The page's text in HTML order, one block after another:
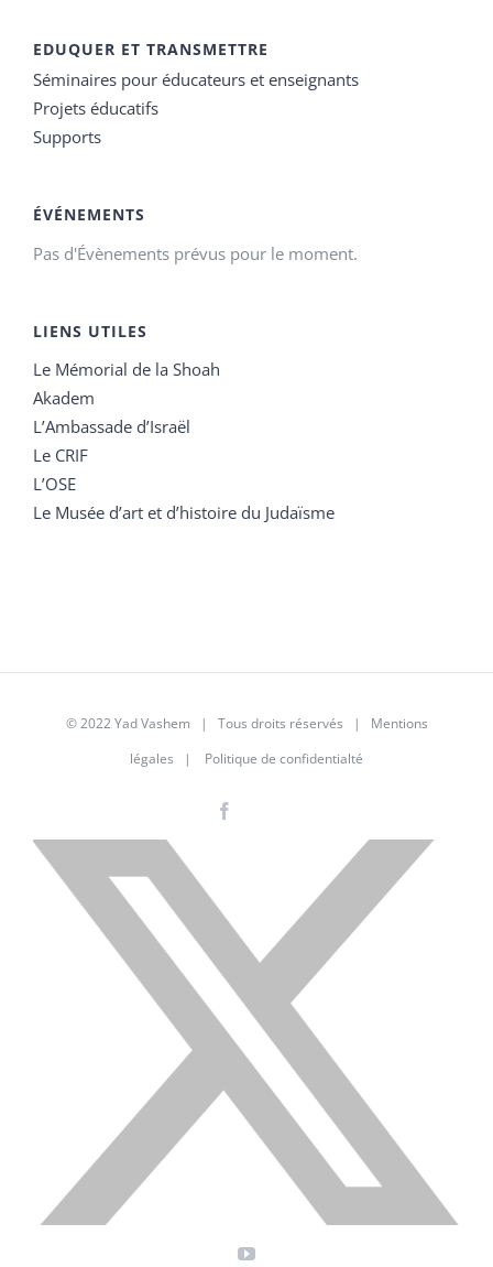
EDUQUER ET TRANSMETTRE
Séminaires pour éducateurs et enseignants
Projets éducatifs
Supports
ÉVÉNEMENTS
Pas d'Évènements prévus pour le moment.
LIENS UTILES
Le Mémorial de la Shoah
Akadem
L’Ambassade d’Israël
Le CRIF
L’OSE
Le Musée d’art et d’histoire du Judaïsme
© 2022 Yad Vashem | Tous droits réservés | Mentions
légales | Politique de confidentialté